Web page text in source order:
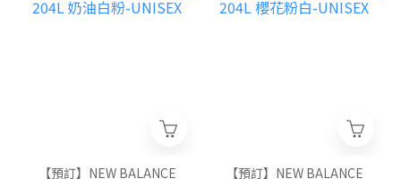
【預訂】NEW BALANCE 【預訂】NEW BALANCE